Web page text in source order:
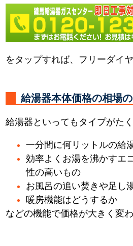
をタップすれば、フリーダイ
給湯器本体価格の相場
給湯器といってもタイプがた
一分間に何リットルの給
効率よくお湯を沸かすエ
性の高いもの
お風呂の追い焚きや足し
暖房機能はどうするか
などの機能で価格が大きく変わ